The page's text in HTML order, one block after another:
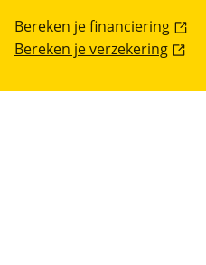
Bereken je financiering
Bereken je verzekering